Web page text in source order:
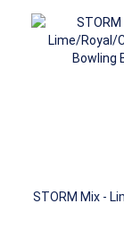
STORM Mix -